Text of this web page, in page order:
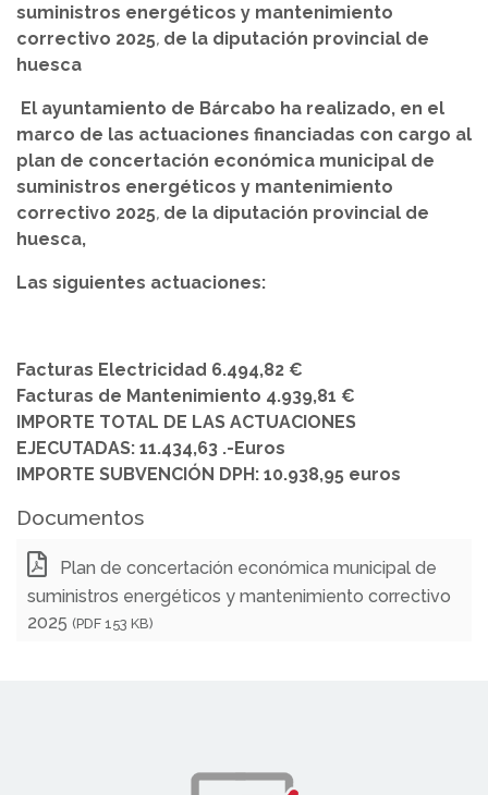
suministros energéticos y mantenimiento
correctivo 2025, de la diputación provincial de
huesca
El ayuntamiento de Bárcabo ha realizado, en el
marco de las actuaciones financiadas con cargo al
plan de concertación económica municipal de
suministros energéticos y mantenimiento
correctivo 2025, de la diputación provincial de
huesca,
Las siguientes actuaciones:
Facturas Electricidad 6.494,82 €
Facturas de Mantenimiento 4.939,81 €
IMPORTE TOTAL DE LAS ACTUACIONES
EJECUTADAS: 11.434,63 .-Euros
IMPORTE SUBVENCIÓN DPH: 10.938,95 euros
Documentos
Plan de concertación económica municipal de
suministros energéticos y mantenimiento correctivo
2025 (PDF 153 KB)